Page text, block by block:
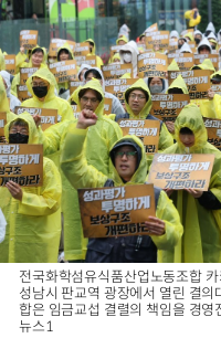
전국화학섬유식품산업노동조합
성남시 판교역 광장에서 열린 결
합은 임금교섭 결렬의 책임을 경
뉴스1